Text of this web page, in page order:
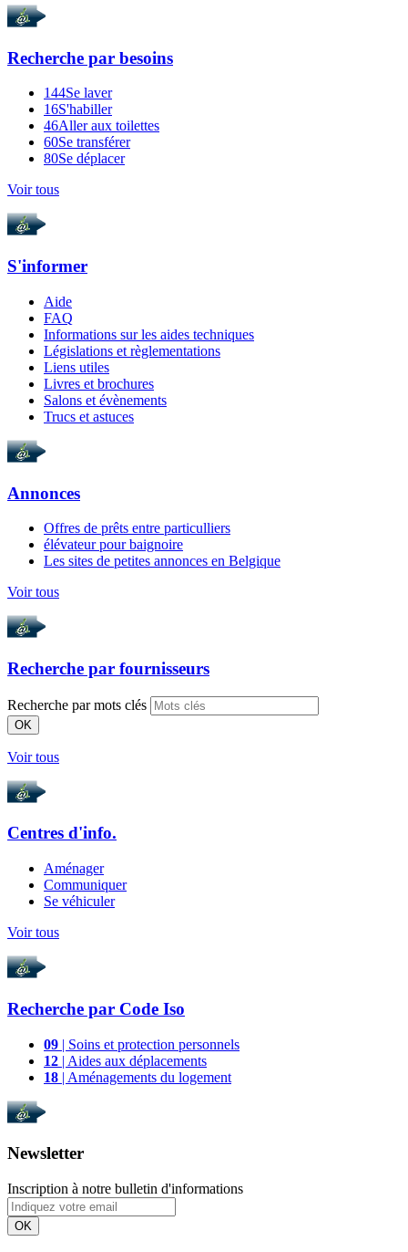
Recherche par besoins
144Se laver
16S'habiller
46Aller aux toilettes
60Se transférer
80Se déplacer
Voir tous
S'informer
Aide
FAQ
Informations sur les aides techniques
Législations et règlementations
Liens utiles
Livres et brochures
Salons et évènements
Trucs et astuces
Annonces
Offres de prêts entre particulliers
élévateur pour baignoire
Les sites de petites annonces en Belgique
Voir tous
Recherche par fournisseurs
Recherche par mots clés
OK
Voir tous
Centres d'info.
Aménager
Communiquer
Se véhiculer
Voir tous
Recherche par Code Iso
09 | Soins et protection personnels
12 | Aides aux déplacements
18 | Aménagements du logement
Newsletter
Inscription à notre bulletin d'informations
OK